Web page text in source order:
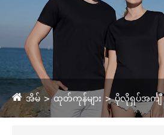
အိမ် ထုတ်ကုန်များ ပိုလိုရှပ်အင်္ကျီ